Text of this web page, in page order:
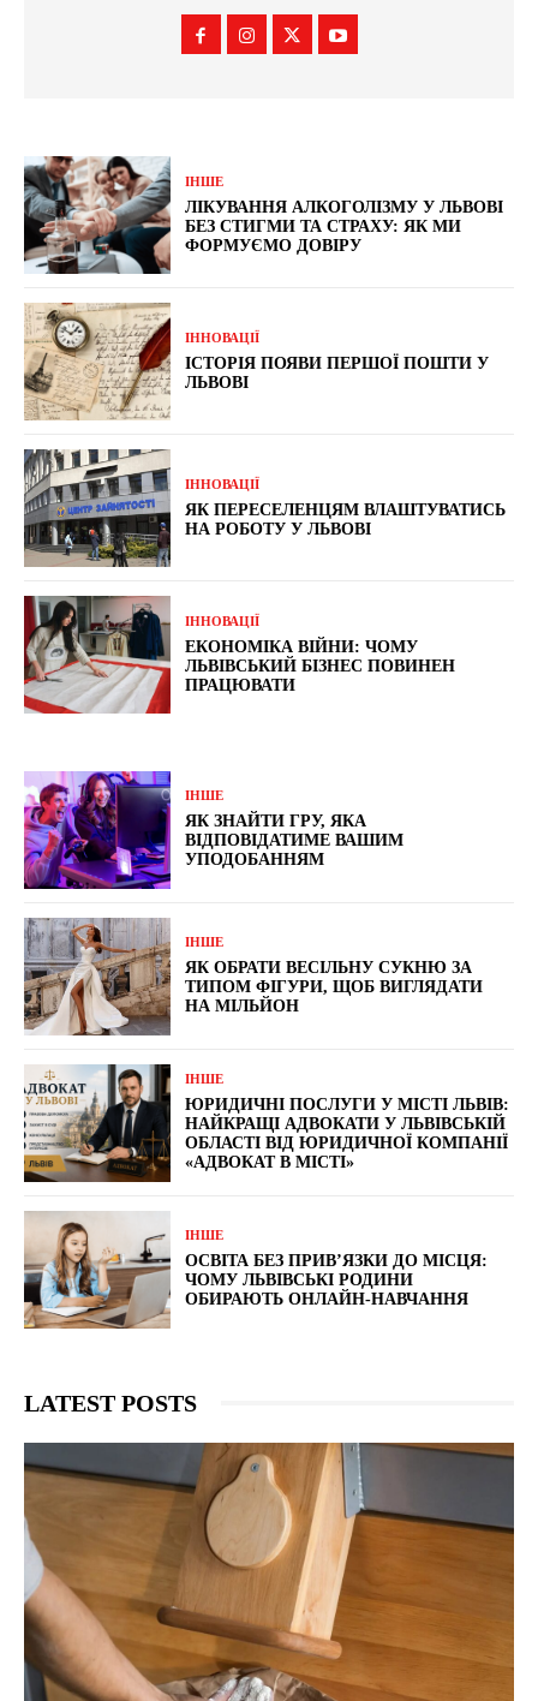
ІНШЕ
ЛІКУВАННЯ АЛКОГОЛІЗМУ У ЛЬВОВІ
БЕЗ СТИГМИ ТА СТРАХУ: ЯК МИ
ФОРМУЄМО ДОВІРУ
ІННОВАЦІЇ
ІСТОРІЯ ПОЯВИ ПЕРШОЇ ПОШТИ У
ЛЬВОВІ
ІННОВАЦІЇ
ЯК ПЕРЕСЕЛЕНЦЯМ ВЛАШТУВАТИСЬ
НА РОБОТУ У ЛЬВОВІ
ІННОВАЦІЇ
ЕКОНОМІКА ВІЙНИ: ЧОМУ
ЛЬВІВСЬКИЙ БІЗНЕС ПОВИНЕН
ПРАЦЮВАТИ
ІНШЕ
ЯК ЗНАЙТИ ГРУ, ЯКА
ВІДПОВІДАТИМЕ ВАШИМ
УПОДОБАННЯМ
ІНШЕ
ЯК ОБРАТИ ВЕСІЛЬНУ СУКНЮ ЗА
ТИПОМ ФІГУРИ, ЩОБ ВИГЛЯДАТИ
НА МІЛЬЙОН
ІНШЕ
ЮРИДИЧНІ ПОСЛУГИ У МІСТІ ЛЬВІВ:
НАЙКРАЩІ АДВОКАТИ У ЛЬВІВСЬКІЙ
ОБЛАСТІ ВІД ЮРИДИЧНОЇ КОМПАНІЇ
«АДВОКАТ В МІСТІ»
ІНШЕ
ОСВІТА БЕЗ ПРИВ’ЯЗКИ ДО МІСЦЯ:
ЧОМУ ЛЬВІВСЬКІ РОДИНИ
ОБИРАЮТЬ ОНЛАЙН-НАВЧАННЯ
LATEST POSTS